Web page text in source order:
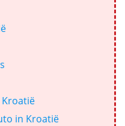
in Kroatië